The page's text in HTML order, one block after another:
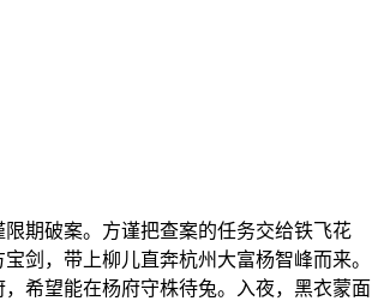
期破案。方谨把查案的任务交给铁飞花
剑，带上柳儿直奔杭州大富杨智峰而来。
希望能在杨府守株待兔。入夜，黑衣蒙面